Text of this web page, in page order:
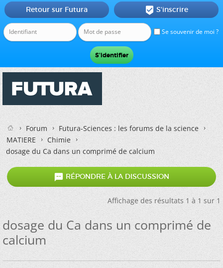
Se souvenir de moi ?
Retour sur Futura  S'inscrire
Forum
Futura-Sciences : les forums de la science
MATIERE
Chimie
dosage du Ca dans un comprimé de calcium
 RÉPONDRE À LA DISCUSSION
Affichage des résultats 1 à 1 sur 1
dosage du Ca dans un comprimé de
calcium